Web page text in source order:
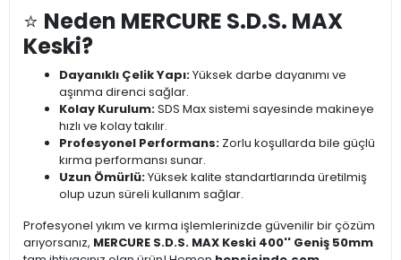
⭐ Neden MERCURE S.D.S. MAX
Keski?
Dayanıklı Çelik Yapı:Yüksek darbe dayanımı ve
aşınma direnci sağlar.
Kolay Kurulum:SDS Max sistemi sayesinde makineye
hızlı ve kolay takılır.
Profesyonel Performans: Zorlu koşullarda bile güçlü
kırma performansı sunar.
Uzun Ömürlü:Yüksek kalite standartlarında üretilmiş
olup uzun süreli kullanım sağlar.
Profesyonel yıkım ve kırma işlemlerinizde güvenilir bir çözüm
arıyorsanız, MERCURE S.D.S. MAX Keski 400'' Geniş 50mm